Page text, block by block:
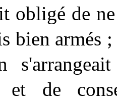
obligé de
bien armés
et de